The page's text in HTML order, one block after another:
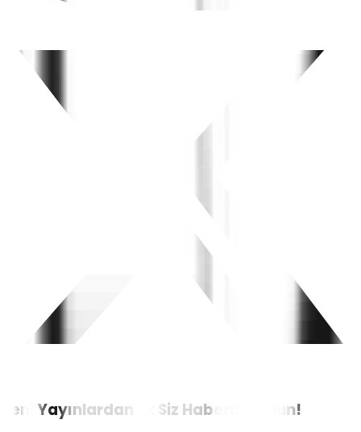
Yeni Yayınlardan İlk Siz Haberdar Olun!